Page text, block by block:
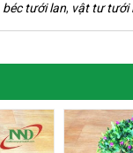
béc tưới lan, vật tư tưới